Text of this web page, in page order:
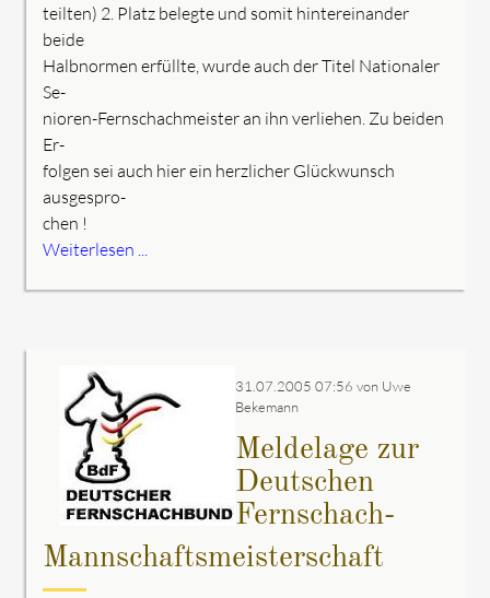
teilten) 2. Platz belegte und somit hintereinander
beide
Halbnormen erfüllte, wurde auch der Titel Nationaler
Se-
nioren-Fernschachmeister an ihn verliehen. Zu beiden
Er-
folgen sei auch hier ein herzlicher Glückwunsch
ausgespro-
chen !
Weiterlesen ...
31.07.2005 07:56 von Uwe
Bekemann
Meldelage zur
Deutschen
Fernschach-
Mannschaftsmeisterschaft